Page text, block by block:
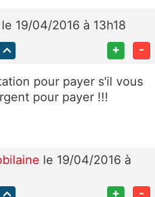
le 19/04/2016 à 13h18
+ -
pour payer s'il vous
pour payer !!!
le 19/04/2016 à
+ -